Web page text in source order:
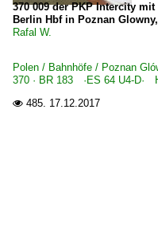
370 009 der PKP Intercity
Berlin Hbf in Poznan Glowny,
Rafal W.
Polen / Bahnhöfe / Poznan
370 · BR 183 ·ES 64 U4-D·
 485. 17.12.2017